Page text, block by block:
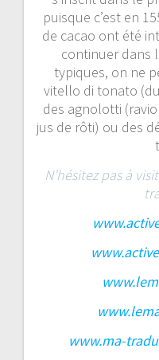
puisque c’est en
de cacao ont été
continuer dans
typiques, on ne
vitello di tonato
des agnolotti
jus de rôti) ou des
N’hésitez pas à
www.ma-